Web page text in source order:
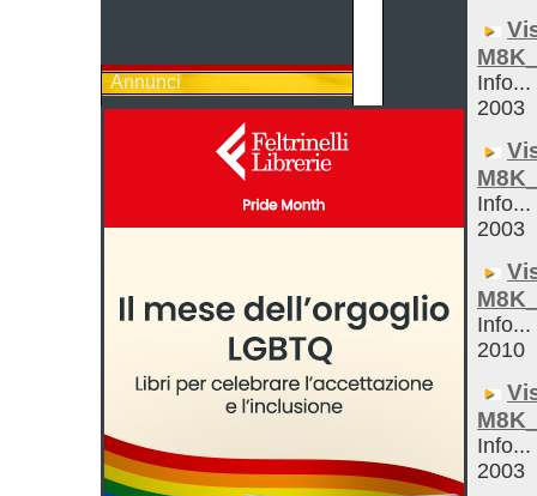
Annunci
Info...
2003
Info...
2003
Info...
2010
Info...
2003